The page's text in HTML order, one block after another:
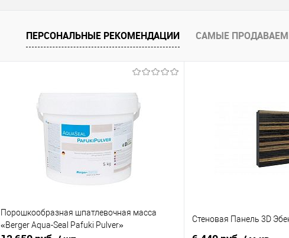
ПЕРСОНАЛЬНЫЕ РЕКОМЕНДАЦИИ САМЫЕ
Порошкообразная шпатлевочная масса
«Berger Aqua-Seal Pafuki Pulver»
Стеновая Панель 3D